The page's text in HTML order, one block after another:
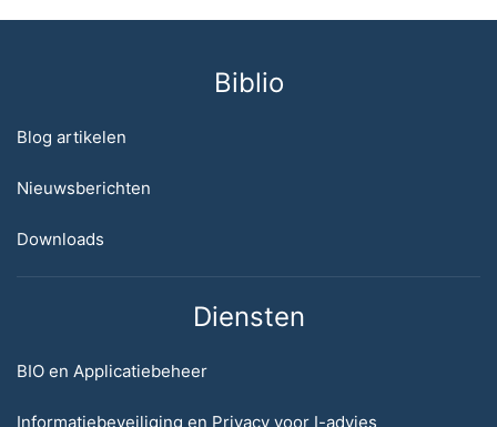
Biblio
Blog artikelen
Nieuwsberichten
Downloads
Diensten
BIO en Applicatiebeheer
Informatiebeveiliging en Privacy voor I-advies